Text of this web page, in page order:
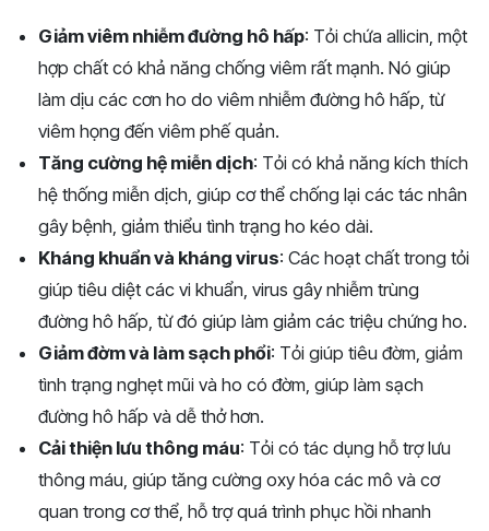
Giảm viêm nhiễm đường hô hấp: Tỏi chứa allicin, một
hợp chất có khả năng chống viêm rất mạnh. Nó giúp
làm dịu các cơn ho do viêm nhiễm đường hô hấp, từ
viêm họng đến viêm phế quản.
Tăng cường hệ miễn dịch: Tỏi có khả năng kích thích
hệ thống miễn dịch, giúp cơ thể chống lại các tác nhân
gây bệnh, giảm thiểu tình trạng ho kéo dài.
Kháng khuẩn và kháng virus: Các hoạt chất trong tỏi
giúp tiêu diệt các vi khuẩn, virus gây nhiễm trùng
đường hô hấp, từ đó giúp làm giảm các triệu chứng ho.
Giảm đờm và làm sạch phổi: Tỏi giúp tiêu đờm, giảm
tình trạng nghẹt mũi và ho có đờm, giúp làm sạch
đường hô hấp và dễ thở hơn.
Cải thiện lưu thông máu: Tỏi có tác dụng hỗ trợ lưu
thông máu, giúp tăng cường oxy hóa các mô và cơ
quan trong cơ thể, hỗ trợ quá trình phục hồi nhanh